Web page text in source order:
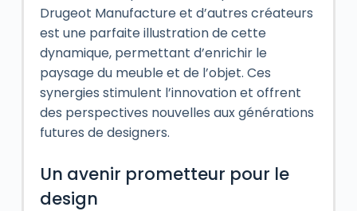
Drugeot Manufacture et d’autres créateurs
est une parfaite illustration de cette
dynamique, permettant d’enrichir le
paysage du meuble et de l’objet. Ces
synergies stimulent l’innovation et offrent
des perspectives nouvelles aux générations
futures de designers.
Un avenir prometteur pour le
design